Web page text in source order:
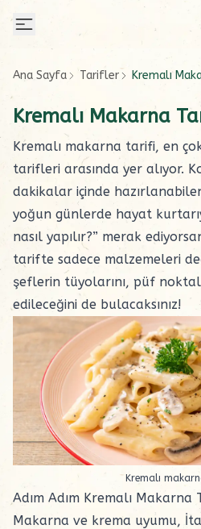
Ana Sayfa Tarifler Kremalı
Kremalı Makarna
Kremalı makarna tarifi, en
tarifleri arasında yer alıyor.
dakikalar içinde
yoğun günlerde hayat
nasıl yapılır?” merak
tarifte sadece malzemeleri
şeflerin tüyolarını, püf
edileceğini de bulacaksınız!
Kremalı
Adım Adım Kremalı Makarna
Makarna ve krema uyumu,